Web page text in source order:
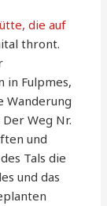
die auf
thront.
in Fulpmes,
Wanderung
Weg Nr.
und
Tals die
und das